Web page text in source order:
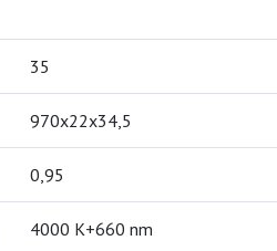
35
970х22х34,5
0,95
4000 K+660 nm